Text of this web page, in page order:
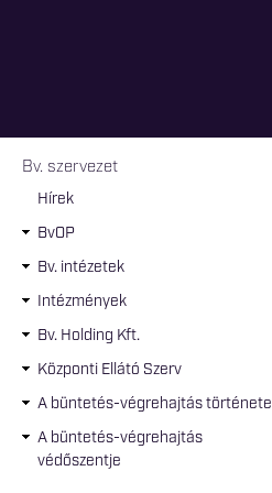
Jelenlegi hely
Bv. szervezet
Hírek
BvOP
Bv. intézetek
Intézmények
Bv. Holding Kft.
Központi Ellátó Szerv
A büntetés-végrehajtás története
A büntetés-végrehajtás
védőszentje